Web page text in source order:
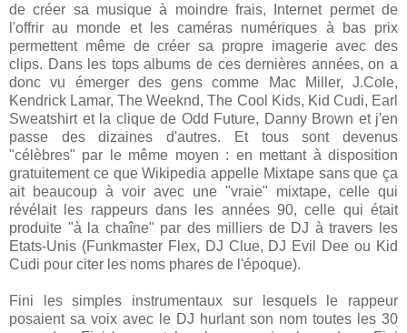
de créer sa musique à moindre frais, Internet permet de
l'offrir au monde et les caméras numériques à bas prix
permettent même de créer sa propre imagerie avec des
clips. Dans les tops albums de ces dernières années, on a
donc vu émerger des gens comme Mac Miller, J.Cole,
Kendrick Lamar, The Weeknd, The Cool Kids, Kid Cudi, Earl
Sweatshirt et la clique de Odd Future, Danny Brown et j'en
passe des dizaines d'autres. Et tous sont devenus
"célèbres" par le même moyen : en mettant à disposition
gratuitement ce que Wikipedia appelle Mixtape sans que ça
ait beaucoup à voir avec une "vraie" mixtape, celle qui
révélait les rappeurs dans les années 90, celle qui était
produite "à la chaîne" par des milliers de DJ à travers les
Etats-Unis (Funkmaster Flex, DJ Clue, DJ Evil Dee ou Kid
Cudi pour citer les noms phares de l'époque).
Fini les simples instrumentaux sur lesquels le rappeur
posaient sa voix avec le DJ hurlant son nom toutes les 30